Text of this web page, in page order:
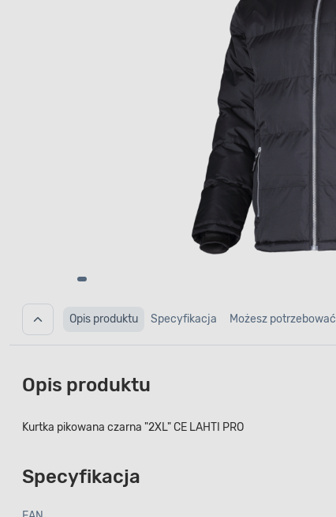
Opis produktu Specyfikacja Możesz potrzebować
Opis produktu
Kurtka pikowana czarna "2XL" CE LAHTI PRO
Specyfikacja